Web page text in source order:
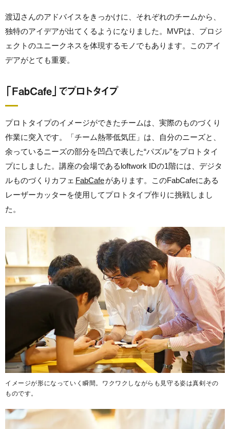
渡辺さんのアドバイスをきっかけに、それぞれのチームから、
独特のアイデアが出てくるようになりました。MVPは、プロジ
ェクトのユニークネスを体現するモノでもあります。このアイ
デアがとても重要。
「FabCafe」でプロトタイプ
プロトタイプのイメージができたチームは、実際のものづくり
作業に突入です。「チーム熱帯低気圧」は、自分のニーズと、
余っているニーズの部分を凹凸で表した“パズル”をプロトタイ
プにしました。講座の会場であるloftwork IDの1階には、デジタ
ルものづくりカフェ FabCafeがあります。このFabCafeにある
レーザーカッターを使用してプロトタイプ作りに挑戦しまし
た。
イメージが形になっていく瞬間。ワクワクしながらも見守る姿は真剣その
ものです。